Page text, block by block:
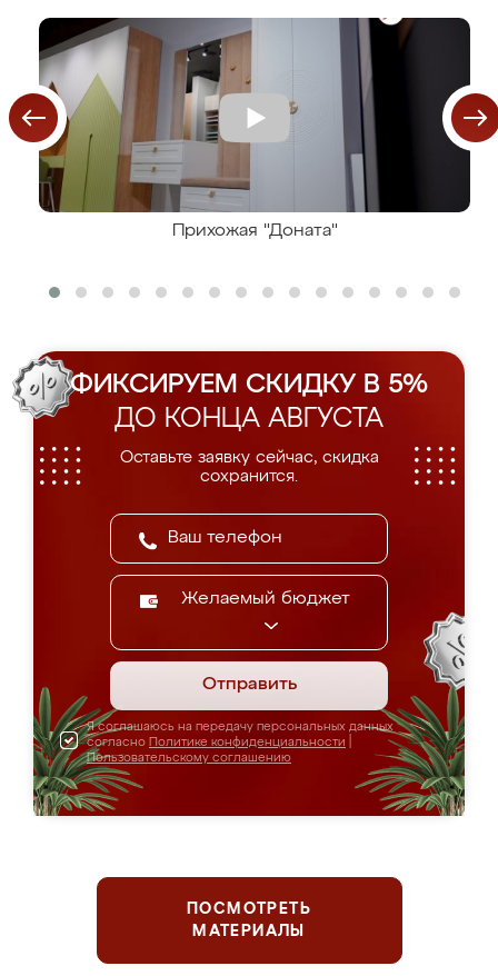
Прихожая "Доната"
ФИКСИРУЕМ СКИДКУ В 5%
ДО КОНЦА АВГУСТА
Оставьте заявку сейчас, скидка
сохранится.
Желаемый бюджет
Отправить
Я соглашаюсь на передачу персональных данных
согласно Политике конфиденциальности
Пользовательскому соглашению
ПОСМОТРЕТЬ
МАТЕРИАЛЫ